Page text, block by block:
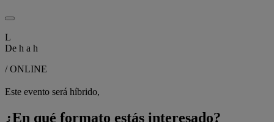
L
De h a h
/ ONLINE
Este evento será híbrido,
¿En qué formato estás interesado?